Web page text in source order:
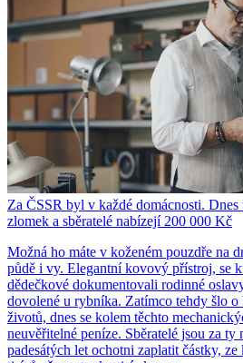
Za ČSSR byl v každé domácnosti.
zlomek a sběratelé nabízejí 200 000 Kč
Možná ho máte v koženém pouzdře na
půdě i vy. Elegantní kovový přístroj, se
dědečkové dokumentovali rodinné
dovolené u rybníka. Zatímco tehdy šlo o
životů, dnes se kolem těchto
neuvěřitelné peníze. Sběratelé jsou za
padesátých let ochotni zaplatit částky,